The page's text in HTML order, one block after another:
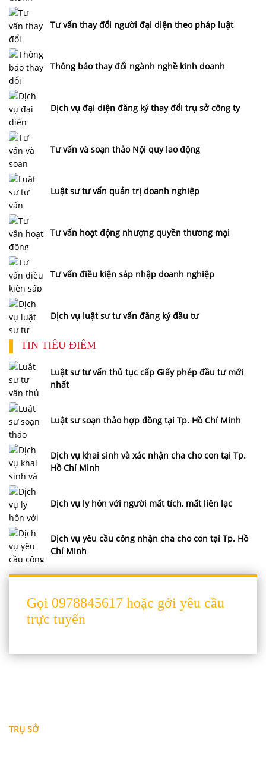
Tư vấn thay đổi người đại diện theo pháp luật
Thông báo thay đổi ngành nghề kinh doanh
Dịch vụ đại diện đăng ký thay đổi trụ sở công ty
Tư vấn và soạn thảo Nội quy lao động
Luật sư tư vấn quản trị doanh nghiệp
Tư vấn hoạt động nhượng quyền thương mại
Tư vấn điều kiện sáp nhập doanh nghiệp
Dịch vụ luật sư tư vấn đăng ký đầu tư
TIN TIÊU ĐIỂM
Luật sư tư vấn thủ tục cấp Giấy phép đầu tư mới
nhất
Luật sư soạn thảo hợp đồng tại Tp. Hồ Chí Minh
Dịch vụ khai sinh và xác nhận cha cho con tại Tp.
Hồ Chí Minh
Dịch vụ ly hôn với người mất tích, mất liên lạc
Dịch vụ yêu cầu công nhận cha cho con tại Tp. Hồ
Chí Minh
Gọi 0978845617 hoặc gởi yêu cầu
trực tuyến
TRỤ SỞ